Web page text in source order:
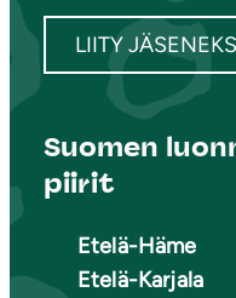
LIITY
Suomen
piirit
Etelä-Häme
Etelä-Karjala